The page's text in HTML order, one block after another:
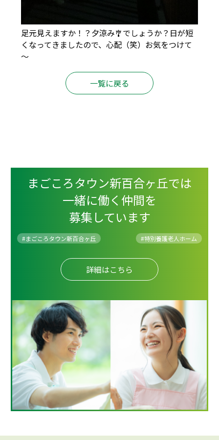
足元見えますか！？夕涼み🎐でしょうか？日が短
くなってきましたので、心配（笑）お気をつけて
～
一覧に戻る
まごころタウン新百合ヶ丘では
一緒に働く仲間を
募集しています
#まごころタウン新百合ヶ丘 #特別養護老人ホーム
詳細はこちら